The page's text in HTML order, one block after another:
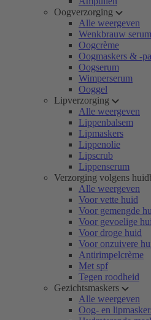
Oogverzorging
Alle weergeven
Wenkbrauw serum
Oogcrème
Oogmaskers & -
Oogserum
Wimperserum
Ooggel
Lipverzorging
Alle weergeven
Lippenbalsem
Lipmaskers
Lippenolie
Lipscrub
Lippenserum
Verzorging volgens
Alle weergeven
Voor vette huid
Voor gemengde
Voor gevoelige
Voor droge huid
Voor onzuivere
Antirimpelcrème
Met spf
Tegen roodheid
Gezichtsmaskers
Alle weergeven
Oog- en